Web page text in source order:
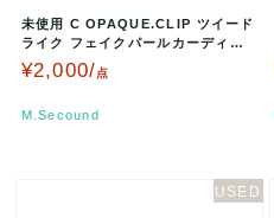
未使用 C OPAQUE.CLIP ツイード
ライク フェイクパールカーディガ
ン サイズ38/M ベー…
¥2,000/点
M.Secound